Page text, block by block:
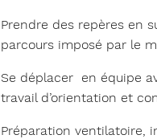
Prendre des repères en
parcours imposé par le
Se déplacer en équipe
travail d’orientation et
Préparation ventilatoire,